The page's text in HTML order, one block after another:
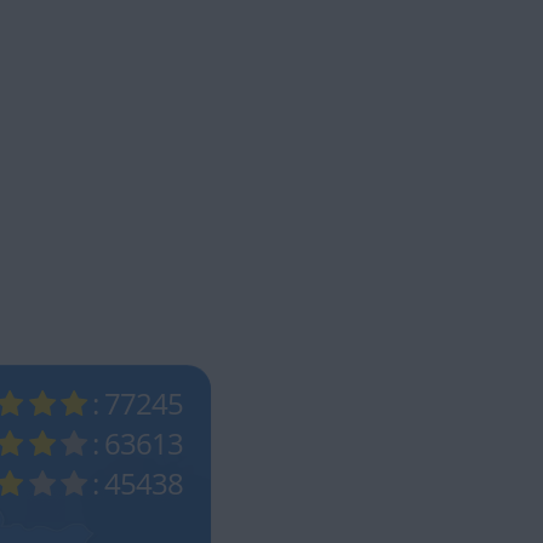
: 77245
: 63613
: 45438